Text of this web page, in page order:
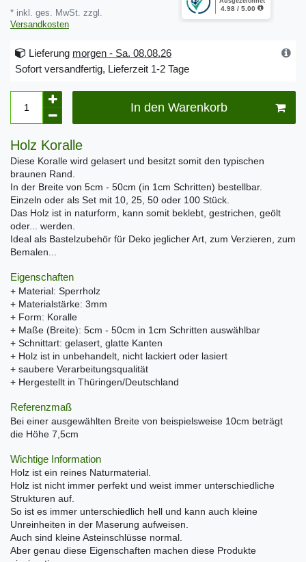
* inkl. ges. MwSt. zzgl.
Versandkosten
Lieferung morgen - Sa. 08.08.26
Sofort versandfertig, Lieferzeit 1-2 Tage
In den Warenkorb
Holz Koralle
Diese Koralle wird gelasert und besitzt somit den typischen
braunen Rand.
In der Breite von 5cm - 50cm (in 1cm Schritten) bestellbar.
Einzeln oder als Set mit 10, 25, 50 oder 100 Stück.
Das Holz ist in naturform, kann somit beklebt, gestrichen, geölt
oder... werden.
Ideal als Bastelzubehör für Deko jeglicher Art, zum Verzieren, zum
Bemalen...
Eigenschaften
+ Material: Sperrholz
+ Materialstärke: 3mm
+ Form: Koralle
+ Maße (Breite): 5cm - 50cm in 1cm Schritten auswählbar
+ Schnittart: gelasert, glatte Kanten
+ Holz ist in unbehandelt, nicht lackiert oder lasiert
+ saubere Verarbeitungsqualität
+ Hergestellt in Thüringen/Deutschland
Referenzmaß
Bei einer ausgewählten Breite von beispielsweise 10cm beträgt
die Höhe 7,5cm
Wichtige Information
Holz ist ein reines Naturmaterial.
Holz ist nicht immer perfekt und weist immer unterschiedliche
Strukturen auf.
So ist es immer unterschiedlich hell und kann auch kleine
Unreinheiten in der Maserung aufweisen.
Auch sind kleine Asteinschlüsse normal.
Aber genau diese Eigenschaften machen diese Produkte